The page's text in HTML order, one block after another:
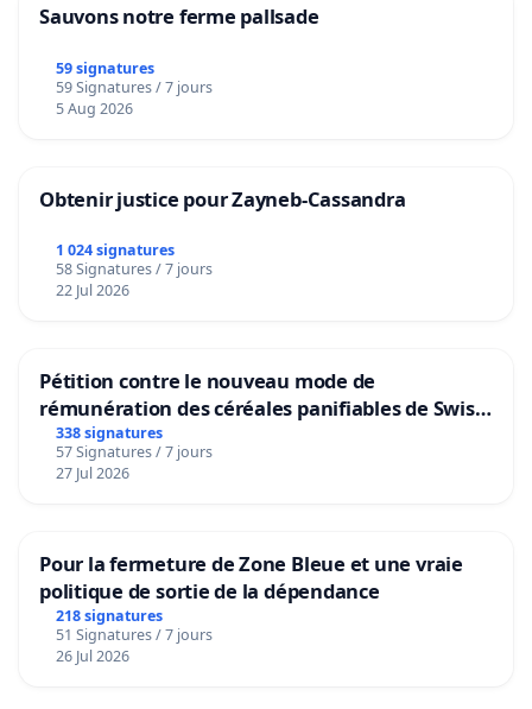
Sauvons notre ferme pallsade
59 signatures
59 Signatures / 7 jours
5 Aug 2026
Obtenir justice pour Zayneb-Cassandra
1 024 signatures
58 Signatures / 7 jours
22 Jul 2026
Pétition contre le nouveau mode de
rémunération des céréales panifiables de Swiss
granum basé sur la teneur en protéines
338 signatures
57 Signatures / 7 jours
27 Jul 2026
Pour la fermeture de Zone Bleue et une vraie
politique de sortie de la dépendance
218 signatures
51 Signatures / 7 jours
26 Jul 2026